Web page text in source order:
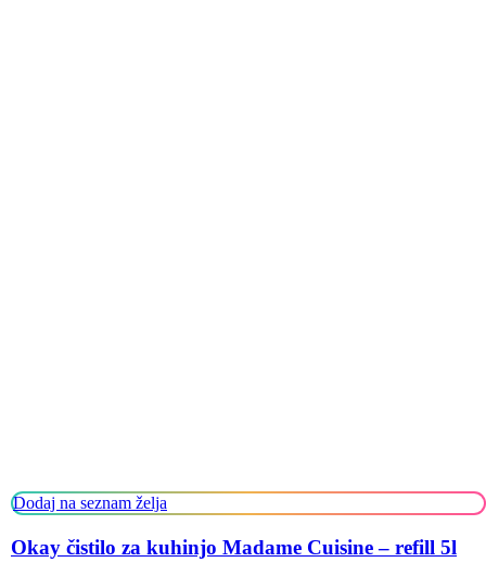
Dodaj na seznam želja
Okay čistilo za kuhinjo Madame Cuisine – refill 5l